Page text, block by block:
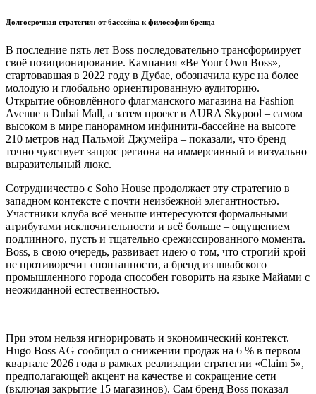
Долгосрочная стратегия: от бассейна к философии бренда
В последние пять лет Boss последовательно трансформирует
своё позиционирование. Кампания «Be Your Own Boss»,
стартовавшая в 2022 году в Дубае, обозначила курс на более
молодую и глобально ориентированную аудиторию.
Открытие обновлённого флагманского магазина на Fashion
Avenue в Dubai Mall, а затем проект в AURA Skypool – самом
высоком в мире панорамном инфинити-бассейне на высоте
210 метров над Пальмой Джумейра – показали, что бренд
точно чувствует запрос региона на иммерсивный и визуально
выразительный люкс.
Сотрудничество с Soho House продолжает эту стратегию в
западном контексте с почти неизбежной элегантностью.
Участники клуба всё меньше интересуются формальными
атрибутами исключительности и всё больше – ощущением
подлинного, пусть и тщательно срежиссированного момента.
Boss, в свою очередь, развивает идею о том, что строгий крой
не противоречит спонтанности, а бренд из швабского
промышленного города способен говорить на языке Майами с
неожиданной естественностью.
При этом нельзя игнорировать и экономический контекст.
Hugo Boss AG сообщил о снижении продаж на 6 % в первом
квартале 2026 года в рамках реализации стратегии «Claim 5»,
предполагающей акцент на качестве и сокращение сети
(включая закрытие 15 магазинов). Сам бренд Boss показал